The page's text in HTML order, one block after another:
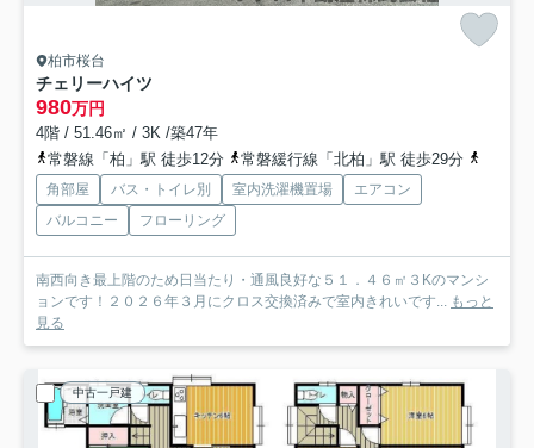
柏市桜台
チェリーハイツ
980万円
4階 / 51.46㎡ / 3K /築47年
常磐線「柏」駅 徒歩12分
常磐緩行線「北柏」駅 徒歩29分
角部屋 バス・トイレ別 室内洗濯機置場
エアコン
バルコニー
フローリング
南西向き最上階のため日当たり・通風良好な５１．４６㎡３Kのマンシ
ョンです！２０２６年３月にクロス交換済みで室内きれいです... もっと
見る
中古一戸建